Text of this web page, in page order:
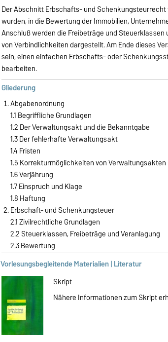
Der Abschnitt Erbschafts- und
wurden, in die Bewertung der Immobilien,
Anschluß werden die Freibeträge und
von Verbindlichkeiten dargestellt. Am Ende dieses
sein, einen einfachen Erbschafts- oder
bearbeiten.
Gliederung
Abgabenordnung
1.1 Begriffliche Grundlagen
1.2 Der Verwaltungsakt und die Bekanntgabe
1.3 Der fehlerhafte Verwaltungsakt
1.4 Fristen
1.5 Korrekturmöglichkeiten von Verwaltungsakten
1.6 Verjährung
1.7 Einspruch und Klage
1.8 Haftung
Erbschaft- und Schenkungsteuer
2.1 Zivilrechtliche Grundlagen
2.2 Steuerklassen, Freibeträge und Veranlagung
2.3 Bewertung
Vorlesungsbegleitende Materialien | Literatur
Skript
Nähere Informationen zum Skript